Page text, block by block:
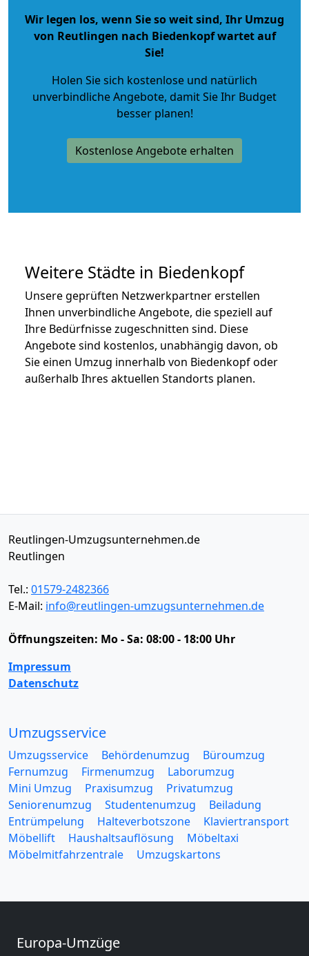
Wir legen los, wenn Sie so weit sind, Ihr Umzug
von Reutlingen nach Biedenkopf wartet auf
Sie!
Holen Sie sich kostenlose und natürlich
unverbindliche Angebote, damit Sie Ihr Budget
besser planen!
Kostenlose Angebote erhalten
Weitere Städte in Biedenkopf
Unsere geprüften Netzwerkpartner erstellen
Ihnen unverbindliche Angebote, die speziell auf
Ihre Bedürfnisse zugeschnitten sind. Diese
Angebote sind kostenlos, unabhängig davon, ob
Sie einen Umzug innerhalb von Biedenkopf oder
außerhalb Ihres aktuellen Standorts planen.
Reutlingen-Umzugsunternehmen.de
Reutlingen
Tel.: 01579-2482366
E-Mail: info@reutlingen-umzugsunternehmen.de
Öffnungszeiten: Mo - Sa: 08:00 - 18:00 Uhr
Impressum
Datenschutz
Umzugsservice
Umzugsservice Behördenumzug
Büroumzug
Fernumzug
Firmenumzug
Laborumzug
Mini Umzug
Praxisumzug
Privatumzug
Seniorenumzug
Studentenumzug
Beiladung
Entrümpelung
Halteverbotszone
Klaviertransport
Möbellift
Haushaltsauflösung
Möbeltaxi
Möbelmitfahrzentrale
Umzugskartons
Europa-Umzüge